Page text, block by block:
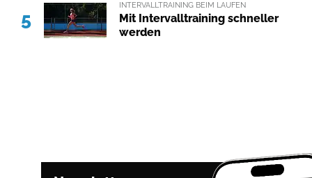
5
INTERVALLTRAINING BEIM LAUFEN
Mit Intervalltraining schneller
werden